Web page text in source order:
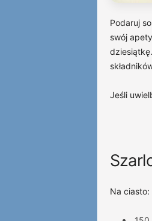
Podaruj
swój
Jeśli
Na ciasto: